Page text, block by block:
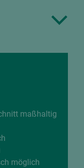
maßhaltig
möglich